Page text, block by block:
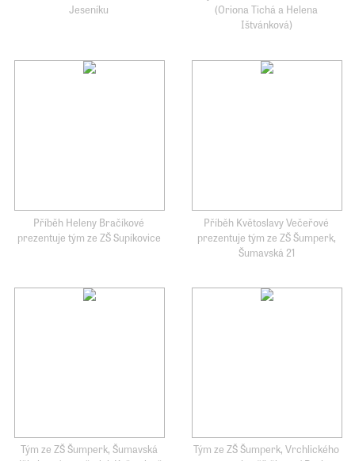
Jeseníku
(Oriona Tichá a Helena
Ištvánková)
Příběh Heleny Bračíkové
prezentuje tým ze ZŠ Supíkovice
Příběh Květoslavy Večeřové
prezentuje tým ze ZŠ Šumperk,
Šumavská 21
Tým ze ZŠ Šumperk, Šumavská
Tým ze ZŠ Šumperk, Vrchlického